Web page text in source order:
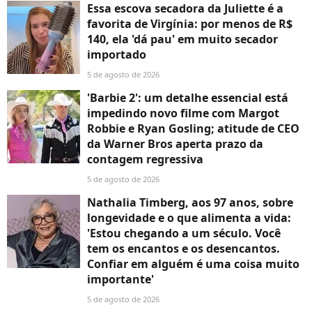
Essa escova secadora da Juliette é a
favorita de Virgínia: por menos de R$
140, ela 'dá pau' em muito secador
importado
5 de agosto de 2026
'Barbie 2': um detalhe essencial está
impedindo novo filme com Margot
Robbie e Ryan Gosling; atitude de CEO
da Warner Bros aperta prazo da
contagem regressiva
5 de agosto de 2026
Nathalia Timberg, aos 97 anos, sobre
longevidade e o que alimenta a vida:
'Estou chegando a um século. Você
tem os encantos e os desencantos.
Confiar em alguém é uma coisa muito
importante'
5 de agosto de 2026